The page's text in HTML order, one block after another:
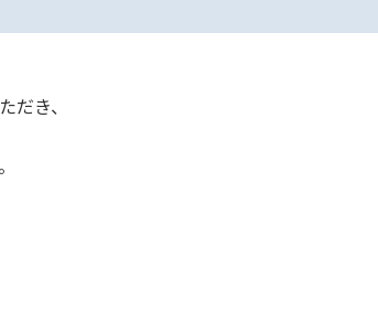
だき、